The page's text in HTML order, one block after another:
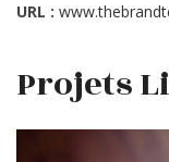
URL :
Projets